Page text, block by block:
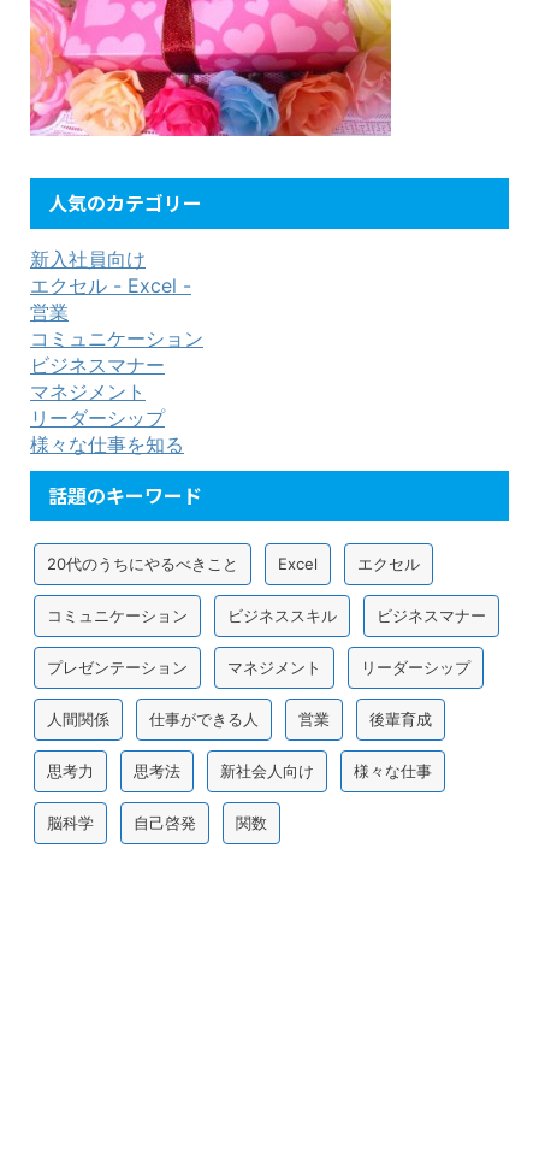
人気のカテゴリー
新入社員向け
エクセル - Excel -
営業
コミュニケーション
ビジネスマナー
マネジメント
リーダーシップ
様々な仕事を知る
話題のキーワード
20代のうちにやるべきこと Excel エクセル
コミュニケーション ビジネススキル ビジネスマナー
プレゼンテーション マネジメント リーダーシップ
人間関係 仕事ができる人 営業 後輩育成
思考力 思考法 新社会人向け 様々な仕事
脳科学 自己啓発 関数